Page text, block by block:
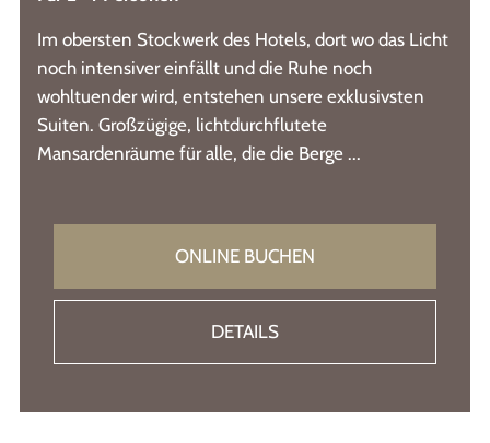
Im obersten Stockwerk des Hotels, dort wo das Licht
noch intensiver einfällt und die Ruhe noch
wohltuender wird, entstehen unsere exklusivsten
Suiten. Großzügige, lichtdurchflutete
Mansardenräume für alle, die die Berge ...
ONLINE BUCHEN
DETAILS